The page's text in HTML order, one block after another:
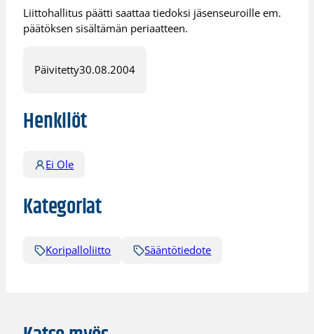
Liittohallitus päätti saattaa tiedoksi jäsenseuroille em.
päätöksen sisältämän periaatteen.
Päivitetty30.08.2004
Henkilöt
Ei Ole
Kategoriat
Koripalloliitto Sääntötiedote